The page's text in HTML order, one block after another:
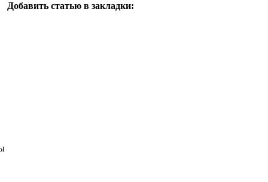
Добавить статью в закладки: